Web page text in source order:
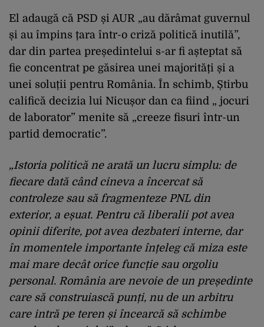
El adaugă că PSD și AUR „au dărâmat guvernul
și au împins țara într-o criză politică inutilă”,
dar din partea președintelui s-ar fi așteptat să
fie concentrat pe găsirea unei majorități și a
unei soluții pentru România. În schimb, Știrbu
califică decizia lui Nicușor dan ca fiind „ jocuri
de laborator” menite să „creeze fisuri într-un
partid democratic”.
„Istoria politică ne arată un lucru simplu: de
fiecare dată când cineva a încercat să
controleze sau să fragmenteze PNL din
exterior, a eșuat. Pentru că liberalii pot avea
opinii diferite, pot avea dezbateri interne, dar
în momentele importante înțeleg că miza este
mai mare decât orice funcție sau orgoliu
personal. România are nevoie de un președinte
care să construiască punți, nu de un arbitru
care intră pe teren și încearcă să schimbe